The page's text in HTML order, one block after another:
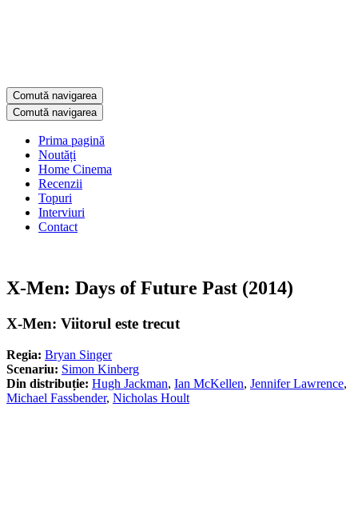
Comută navigarea
Comută navigarea
Prima pagină
Noutăți
Home Cinema
Recenzii
Topuri
Interviuri
Contact
X-Men: Days of Future Past (2014)
X-Men: Viitorul este trecut
Regia: Bryan Singer
Scenariu: Simon Kinberg
Din distribuție: Hugh Jackman, Ian McKellen, Jennifer Lawrence,
Michael Fassbender, Nicholas Hoult